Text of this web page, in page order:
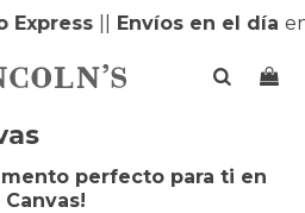
||Envíos en el díaen
perfecto para ti en